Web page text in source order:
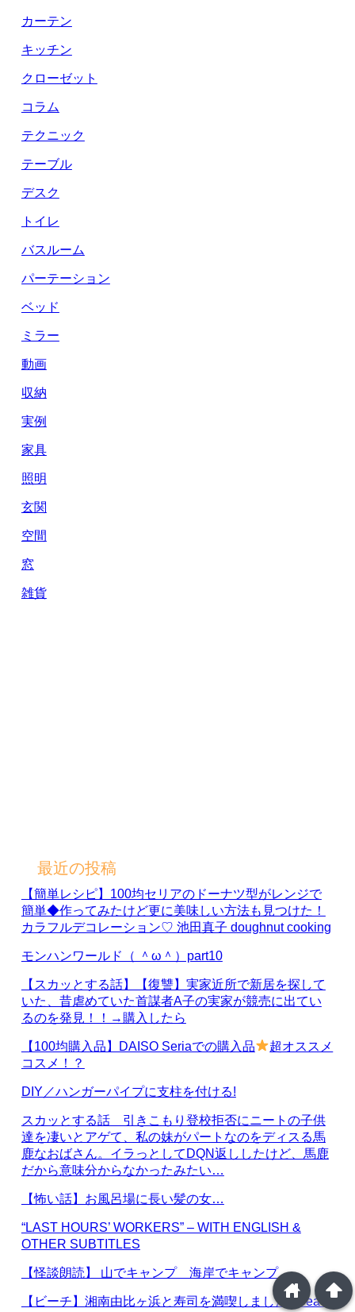
カーテン
キッチン
クローゼット
コラム
テクニック
テーブル
デスク
トイレ
バスルーム
パーテーション
ベッド
ミラー
動画
収納
実例
家具
照明
玄関
空間
窓
雑貨
最近の投稿
【簡単レシピ】100均セリアのドーナツ型がレンジで
簡単◆作ってみたけど更に美味しい方法も見つけた！
カラフルデコレーション♡ 池田真子 doughnut cooking
モンハンワールド（ ＾ω＾）part10
【スカッとする話】【復讐】実家近所で新居を探して
いた、昔虐めていた首謀者A子の実家が競売に出てい
るのを発見！！→購入したら
【100均購入品】DAISO Seriaでの購入品
超オススメ
コスメ！？
DIY／ハンガーパイプに支柱を付ける!
スカッとする話 引きこもり登校拒否にニートの子供
達を凄いとアゲて、私の妹がパートなのをディスる馬
鹿なおばさん。イラっとしてDQN返ししたけど、馬鹿
だから意味分からなかったみたい…
【怖い話】お風呂場に長い髪の女…
“LAST HOURS’ WORKERS” – WITH ENGLISH &
OTHER SUBTITLES
【怪談朗読】 山でキャンプ 海岸でキャンプ
【ビーチ】湘南由比ヶ浜と寿司を満喫しました / Beacharrowup
home